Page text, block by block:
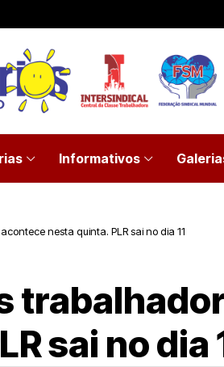
Informativos
nesta quinta. PLR sai no dia 11
sai no dia